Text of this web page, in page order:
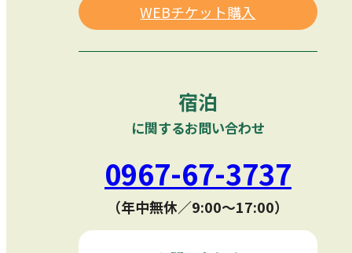
WEBチケット購入
宿泊
に関するお問い合わせ
0967-67-3737
（年中無休／9:00〜17:00）